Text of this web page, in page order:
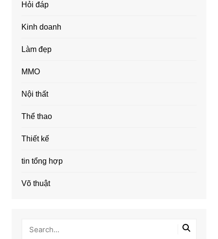
Hỏi đáp
Kinh doanh
Làm đẹp
MMO
Nội thất
Thể thao
Thiết kế
tin tổng hợp
Võ thuật